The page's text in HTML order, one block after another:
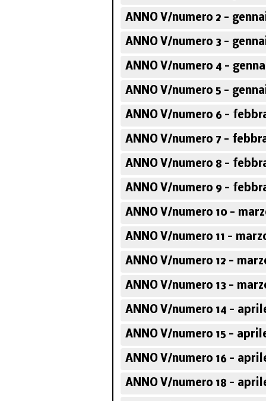
ANNO V/numero 2 -
ANNO V/numero 3 -
ANNO V/numero 4 -
ANNO V/numero 5 -
ANNO V/numero 6 -
ANNO V/numero 7 -
ANNO V/numero 8 -
ANNO V/numero 9 -
ANNO V/numero 10 -
ANNO V/numero 11 -
ANNO V/numero 12 -
ANNO V/numero 13 -
ANNO V/numero 14 -
ANNO V/numero 15 -
ANNO V/numero 16 -
ANNO V/numero 18 -